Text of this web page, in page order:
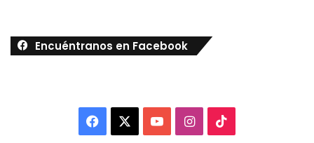
Encuéntranos en Facebook
Facebook YouTubeInstagram